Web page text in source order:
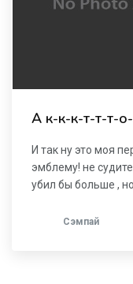
А к-к-к-т-т-т-
И так ну это моя
эмблему! не
убил бы больше ,
Сэмпай